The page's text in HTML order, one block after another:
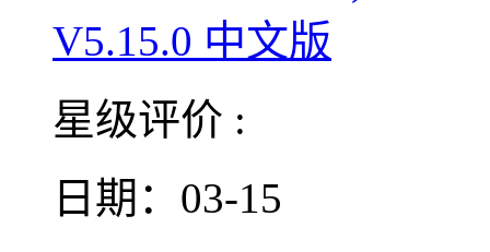
星级评价 :
日期：03-15